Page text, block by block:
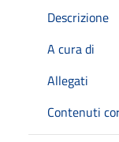
Descrizione
A cura di
Allegati
Contenuti